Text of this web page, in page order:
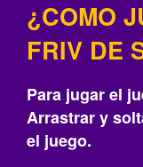
¿COMO
FRIV DE
Para jugar el
Arrastrar y
el juego.